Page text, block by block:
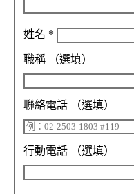
姓名 *
職稱 （選填）
聯絡電話 （選填）
行動電話 （選填）